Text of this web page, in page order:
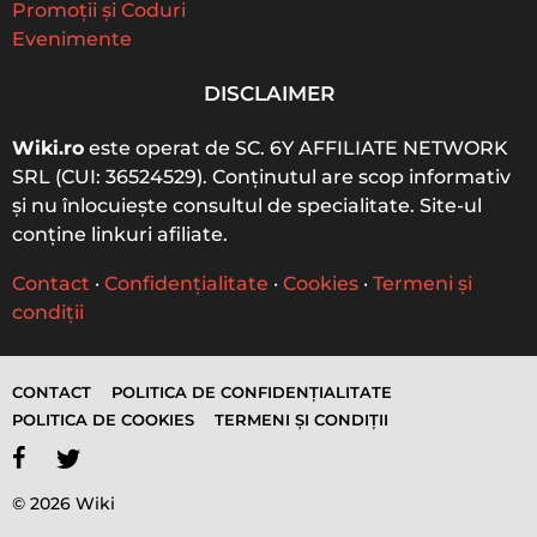
Promoții și Coduri
Evenimente
DISCLAIMER
Wiki.ro este operat de SC. 6Y AFFILIATE NETWORK
SRL (CUI: 36524529). Conținutul are scop informativ
și nu înlocuiește consultul de specialitate. Site-ul
conține linkuri afiliate.
Contact · Confidențialitate · Cookies · Termeni și
condiții
CONTACT
POLITICA DE CONFIDENȚIALITATE
POLITICA DE COOKIES
TERMENI ȘI CONDIȚII
© 2026 Wiki